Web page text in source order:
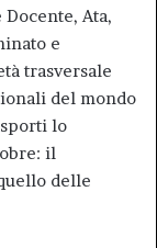
Ata,
e
trasversale
del mondo
lo
il
delle